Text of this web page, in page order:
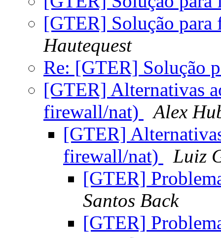
[GTER] Solução
Hautequest
Re: [GTER] Solução
[GTER] Alternativas
firewall/nat)
Alex
[GTER]
firewall/nat)
Luiz
[GTER]
Santos Back
[GTER]